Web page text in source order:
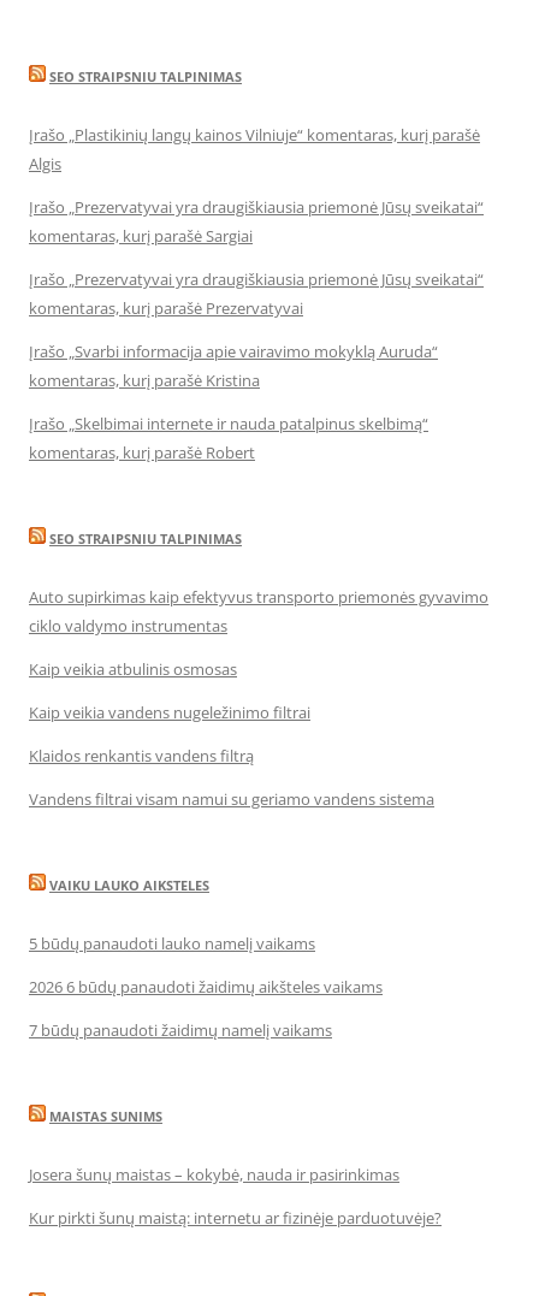
SEO STRAIPSNIU TALPINIMAS
Įrašo „Plastikinių langų kainos Vilniuje“ komentaras, kurį parašė
Algis
Įrašo „Prezervatyvai yra draugiškiausia priemonė Jūsų sveikatai“
komentaras, kurį parašė Sargiai
Įrašo „Prezervatyvai yra draugiškiausia priemonė Jūsų sveikatai“
komentaras, kurį parašė Prezervatyvai
Įrašo „Svarbi informacija apie vairavimo mokyklą Auruda“
komentaras, kurį parašė Kristina
Įrašo „Skelbimai internete ir nauda patalpinus skelbimą“
komentaras, kurį parašė Robert
SEO STRAIPSNIU TALPINIMAS
Auto supirkimas kaip efektyvus transporto priemonės gyvavimo
ciklo valdymo instrumentas
Kaip veikia atbulinis osmosas
Kaip veikia vandens nugeležinimo filtrai
Klaidos renkantis vandens filtrą
Vandens filtrai visam namui su geriamo vandens sistema
VAIKU LAUKO AIKSTELES
5 būdų panaudoti lauko namelį vaikams
2026 6 būdų panaudoti žaidimų aikšteles vaikams
7 būdų panaudoti žaidimų namelį vaikams
MAISTAS SUNIMS
Josera šunų maistas – kokybė, nauda ir pasirinkimas
Kur pirkti šunų maistą: internetu ar fizinėje parduotuvėje?